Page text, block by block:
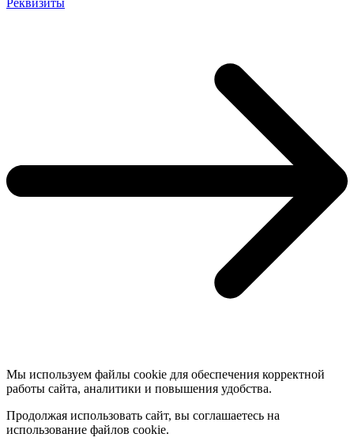
Реквизиты
Мы используем файлы cookie для обеспечения корректной
работы сайта, аналитики и повышения удобства.
Продолжая использовать сайт, вы соглашаетесь на
использование файлов cookie.